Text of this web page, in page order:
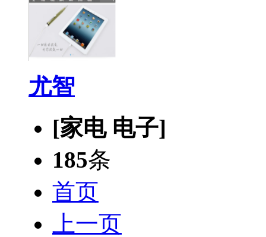
尤智
[家电 电子]
185条
首页
上一页